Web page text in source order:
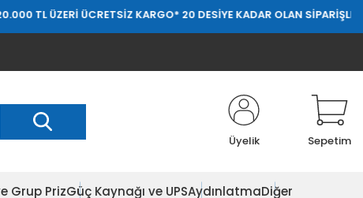
ÜCRETSİZ KARGO* 20 DESİYE KADAR OLAN SİPARİŞLERDE
Üyelik Sepetim
Grup PrizGüç Kaynağı ve UPSAydınlatmaDiğer